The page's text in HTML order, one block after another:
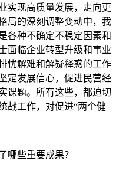
实现高质量发展，走向更
局的深刻调整变动中，我
各种不确定不稳定因素和
面临企业转型升级和事业
忧解难和解疑释惑的工作
定发展信心，促进民营经
课题。所有这些，都迫切
战工作，对促进“两个健
哪些重要成果？